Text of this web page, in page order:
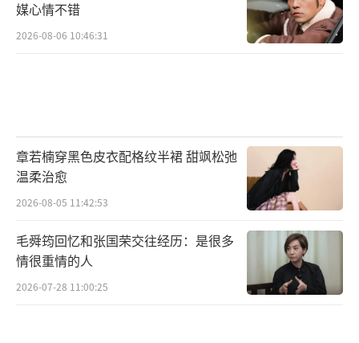
媒心情不错
2026-08-06 10:46:31
章若楠穿黑色皮衣配格纹半裙 甜飒松弛
温柔治愈
2026-08-05 11:42:53
毛舜筠回忆和张国荣交往经历：是很多
情很重情的人
2026-07-28 11:00:25